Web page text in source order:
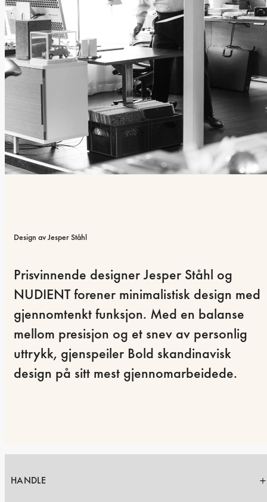
Design av Jesper Ståhl
Prisvinnende designer Jesper Ståhl og
NUDIENT forener minimalistisk design med
gjennomtenkt funksjon. Med en balanse
mellom presisjon og et snev av personlig
uttrykk, gjenspeiler Bold skandinavisk
design på sitt mest gjennomarbeidede.
HANDLE